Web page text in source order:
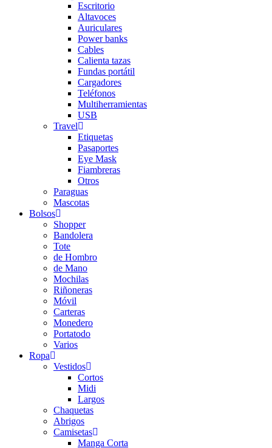
Escritorio
Altavoces
Auriculares
Power banks
Cables
Calienta tazas
Fundas portátil
Cargadores
Teléfonos
Multiherramientas
USB
Travel
Etiquetas
Pasaportes
Eye Mask
Fiambreras
Otros
Paraguas
Mascotas
Bolsos
Shopper
Bandolera
Tote
de Hombro
de Mano
Mochilas
Riñoneras
Móvil
Carteras
Monedero
Portatodo
Varios
Ropa
Vestidos
Cortos
Midi
Largos
Chaquetas
Abrigos
Camisetas
Manga Corta